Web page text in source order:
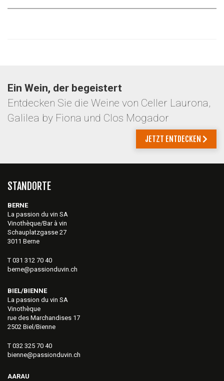
Ein Wein, der begeistert
Entdecken Sie die Weine von Celler Laurona,
Galilea by Fiona und Clos Mogador
JETZT ENTDECKEN
STANDORTE
BERNE
La passion du vin SA
Vinothèque/Bar à vin
Schauplatzgasse 27
3011 Berne
T 031 312 70 40
berne@passionduvin.ch
BIEL/BIENNE
La passion du vin SA
Vinothèque
rue des Marchandises 17
2502 Biel/Bienne
T 032 325 70 40
bienne@passionduvin.ch
AARAU